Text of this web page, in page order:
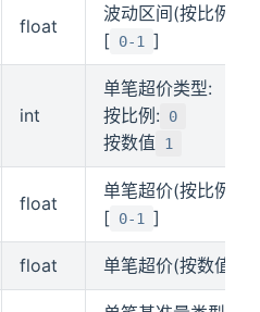
float
波动区间(按比例)
[ 0-1 ]
int
单笔超价类型:
按比例:
0
按数值 1
float
单笔超价(按比例)
[ 0-1 ]
float 单笔超价(按数值)